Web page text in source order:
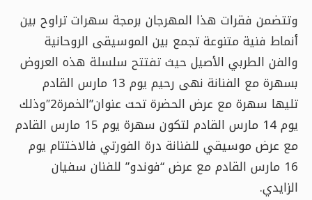
وتتضمن فقرات هذا المهرجان برمجة سهرات تراوح بين
أنماط فنية متنوعة تجمع بين الموسيقى الروحانية
والفن الطربي الأصيل حيث تفتتح سلسلة هذه العروض
بسهرة مع الفنانة نهى رحيم يوم 13 مارس القادم
تليها سهرة مع عرض الحضرة تحت عنوان”الخمرة2″وذلك
يوم 14 مارس القادم لتكون سهرة يوم 15 مارس القادم
مع عرض موسيقي للفنانة درة الفورتي فالاختتام يوم
16 مارس القادم مع عرض “فوندو” للفنان سفيان
الزايدي.